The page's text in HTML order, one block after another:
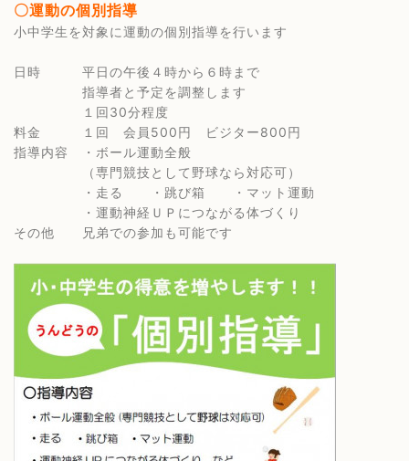
〇運動の個別指導
小中学生を対象に運動の個別指導を行います
日時 平日の午後４時から６時まで
指導者と予定を調整します
１回30分程度
料金 １回 会員500円 ビジター800円
指導内容 ・ボール運動全般
（専門競技として野球なら対応可）
・走る ・跳び箱 ・マット運動
・運動神経ＵＰにつながる体づくり
その他 兄弟での参加も可能です